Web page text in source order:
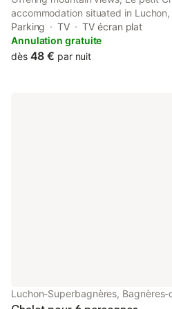
accommodation situated in
1.5 km from Luchon Golf Course.
private parking and a lift.
Parking TV
TV écran plat
Annulation gratuite
dès 48 € par nuit
Luchon-Superbagnères,